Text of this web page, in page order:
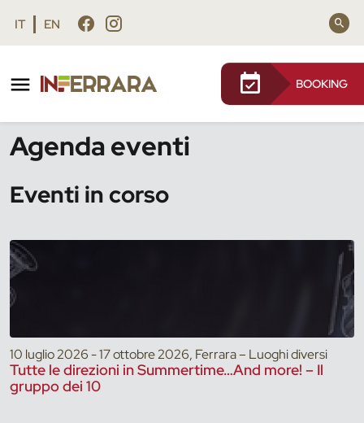
Vai al contenuto principale
Vai al footer
IT EN
BOOKING
Agenda eventi
Eventi in corso
10 luglio 2026 - 17 ottobre 2026, Ferrara – Luoghi diversi
Tutte le direzioni in Summertime…And more! – Il
gruppo dei 10